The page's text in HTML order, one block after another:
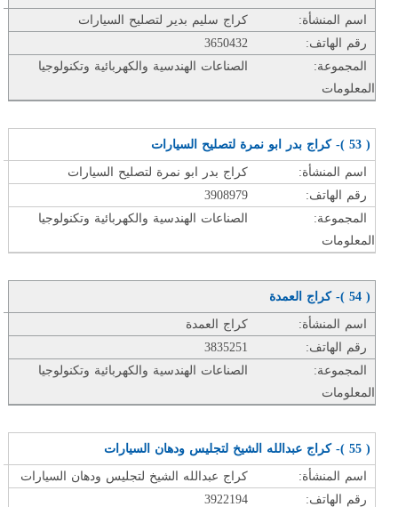
اسم المنشأة:
كراج سليم بدير لتصليح السيارات
رقم الهاتف:
3650432
المجموعة:
الصناعات الهندسية والكهربائية وتكنولوجيا
المعلومات
( 53 )- كراج بدر ابو نمرة لتصليح السيارات
اسم المنشأة:
كراج بدر ابو نمرة لتصليح السيارات
رقم الهاتف:
3908979
المجموعة:
الصناعات الهندسية والكهربائية وتكنولوجيا
المعلومات
( 54 )- كراج العمدة
اسم المنشأة:
كراج العمدة
رقم الهاتف:
3835251
المجموعة:
الصناعات الهندسية والكهربائية وتكنولوجيا
المعلومات
( 55 )- كراج عبدالله الشيخ لتجليس ودهان السيارات
اسم المنشأة:
كراج عبدالله الشيخ لتجليس ودهان السيارات
رقم الهاتف:
3922194